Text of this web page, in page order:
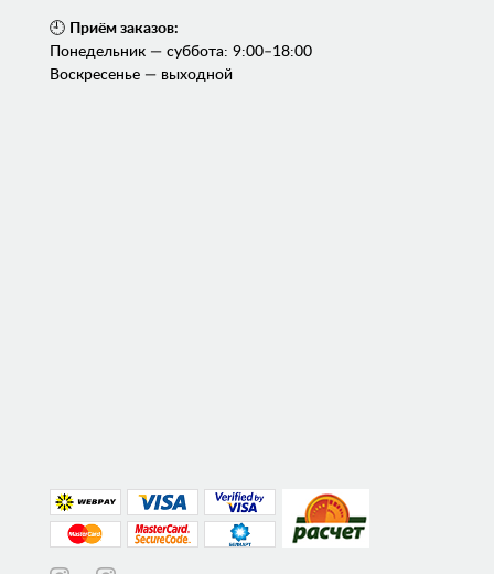
🕘
Приём заказов:
Понедельник — суббота: 9:00–18:00
Воскресенье — выходной